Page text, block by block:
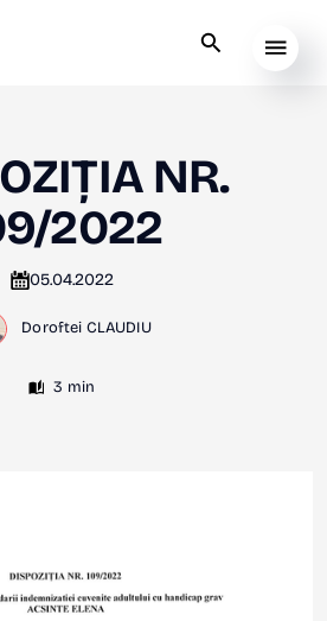
NR.
2022
05.04.2022
Doroftei CLAUDIU
3 min